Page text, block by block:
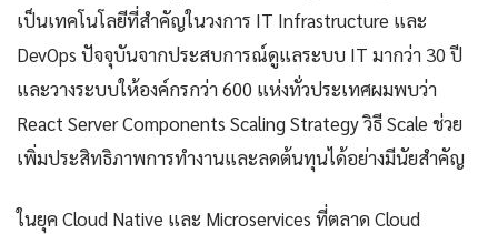
เป็นเทคโนโลยีที่สำคัญในวงการ IT Infrastructure และ
DevOps ปัจจุบันจากประสบการณ์ดูแลระบบ IT มากว่า 30 ปี
และวางระบบให้องค์กรกว่า 600 แห่งทั่วประเทศผมพบว่า
React Server Components Scaling Strategy วิธี Scale ช่วย
เพิ่มประสิทธิภาพการทำงานและลดต้นทุนได้อย่างมีนัยสำคัญ
ในยุค Cloud Native และ Microservices ที่ตลาด Cloud